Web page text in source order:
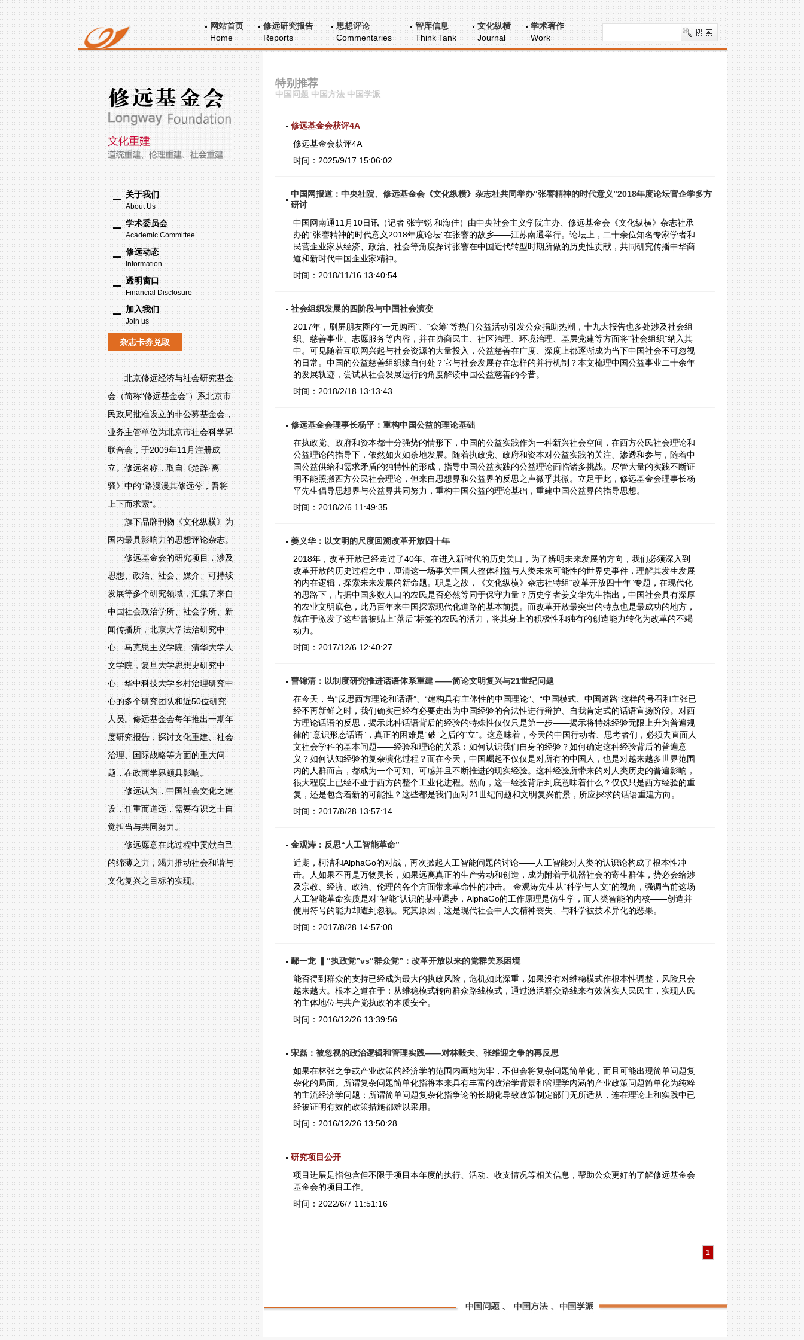
网站首页
Home
修远研究报告
Reports
思想评论
Commentaries
智库信息
Think Tank
文化纵横
Journal
学术著作
Work
关于我们
About Us
学术委员会
Academic Committee
修远动态
Information
透明窗口
Financial Disclosure
加入我们
Join us
杂志卡券兑取
北京修远经济与社会研究基金
会（简称“修远基金会”）系北京市
民政局批准设立的非公募基金会，
业务主管单位为北京市社会科学界
联合会，于2009年11月注册成
立。修远名称，取自《楚辞·离
骚》中的”路漫漫其修远兮，吾将
上下而求索“。
旗下品牌刊物《文化纵横》为
国内最具影响力的思想评论杂志。
修远基金会的研究项目，涉及
思想、政治、社会、媒介、可持续
发展等多个研究领域，汇集了来自
中国社会政治学所、社会学所、新
闻传播所，北京大学法治研究中
心、马克思主义学院、清华大学人
文学院，复旦大学思想史研究中
心、华中科技大学乡村治理研究中
心的多个研究团队和近50位研究
人员。修远基金会每年推出一期年
度研究报告，探讨文化重建、社会
治理、国际战略等方面的重大问
题，在政商学界颇具影响。
修远认为，中国社会文化之建
设，任重而道远，需要有识之士自
觉担当与共同努力。
修远愿意在此过程中贡献自己
的绵薄之力，竭力推动社会和谐与
文化复兴之目标的实现。
特别推荐
中国问题 中国方法 中国学派
修远基金会获评4A
修远基金会获评4A
时间：2025/9/17 15:06:02
中国网报道：中央社院、修远基金会《文化纵横》杂志社共同举办“张謇精神的时代意义”2018年度论坛官企学多方
研讨
中国网南通11月10日讯（记者 张宁锐 和海佳）由中央社会主义学院主办、修远基金会《文化纵横》杂志社承
办的“张謇精神的时代意义2018年度论坛”在张謇的故乡——江苏南通举行。论坛上，二十余位知名专家学者和
民营企业家从经济、政治、社会等角度探讨张謇在中国近代转型时期所做的历史性贡献，共同研究传播中华商
道和新时代中国企业家精神。
时间：2018/11/16 13:40:54
社会组织发展的四阶段与中国社会演变
2017年，刷屏朋友圈的“一元购画”、“众筹”等热门公益活动引发公众捐助热潮，十九大报告也多处涉及社会组
织、慈善事业、志愿服务等内容，并在协商民主、社区治理、环境治理、基层党建等方面将“社会组织”纳入其
中。可见随着互联网兴起与社会资源的大量投入，公益慈善在广度、深度上都逐渐成为当下中国社会不可忽视
的日常。中国的公益慈善组织缘自何处？它与社会发展存在怎样的并行机制？本文梳理中国公益事业二十余年
的发展轨迹，尝试从社会发展运行的角度解读中国公益慈善的今昔。
时间：2018/2/18 13:13:43
修远基金会理事长杨平：重构中国公益的理论基础
在执政党、政府和资本都十分强势的情形下，中国的公益实践作为一种新兴社会空间，在西方公民社会理论和
公益理论的指导下，依然如火如荼地发展。随着执政党、政府和资本对公益实践的关注、渗透和参与，随着中
国公益供给和需求矛盾的独特性的形成，指导中国公益实践的公益理论面临诸多挑战。尽管大量的实践不断证
明不能照搬西方公民社会理论，但来自思想界和公益界的反思之声微乎其微。立足于此，修远基金会理事长杨
平先生倡导思想界与公益界共同努力，重构中国公益的理论基础，重建中国公益界的指导思想。
时间：2018/2/6 11:49:35
姜义华：以文明的尺度回溯改革开放四十年
2018年，改革开放已经走过了40年。在进入新时代的历史关口，为了辨明未来发展的方向，我们必须深入到
改革开放的历史过程之中，厘清这一场事关中国人整体利益与人类未来可能性的世界史事件，理解其发生发展
的内在逻辑，探索未来发展的新命题。职是之故，《文化纵横》杂志社特组“改革开放四十年”专题，在现代化
的思路下，占据中国多数人口的农民是否必然等同于保守力量？历史学者姜义华先生指出，中国社会具有深厚
的农业文明底色，此乃百年来中国探索现代化道路的基本前提。而改革开放最突出的特点也是最成功的地方，
就在于激发了这些曾被贴上“落后”标签的农民的活力，将其身上的积极性和独有的创造能力转化为改革的不竭
动力。
时间：2017/12/6 12:40:27
曹锦清：以制度研究推进话语体系重建 ——简论文明复兴与21世纪问题
在今天，当“反思西方理论和话语”、“建构具有主体性的中国理论”、“中国模式、中国道路”这样的号召和主张已
经不再新鲜之时，我们确实已经有必要走出为中国经验的合法性进行辩护、自我肯定式的话语宣扬阶段。对西
方理论话语的反思，揭示此种话语背后的经验的特殊性仅仅只是第一步——揭示将特殊经验无限上升为普遍规
律的“意识形态话语”，真正的困难是“破”之后的“立”。这意味着，今天的中国行动者、思考者们，必须去直面人
文社会学科的基本问题——经验和理论的关系：如何认识我们自身的经验？如何确定这种经验背后的普遍意
义？如何认知经验的复杂演化过程？而在今天，中国崛起不仅仅是对所有的中国人，也是对越来越多世界范围
内的人群而言，都成为一个可知、可感并且不断推进的现实经验。这种经验所带来的对人类历史的普遍影响，
很大程度上已经不亚于西方的整个工业化进程。然而，这一经验背后到底意味着什么？仅仅只是西方经验的重
复，还是包含着新的可能性？这些都是我们面对21世纪问题和文明复兴前景，所应探求的话语重建方向。
时间：2017/8/28 13:57:14
金观涛：反思“人工智能革命”
近期，柯洁和AlphaGo的对战，再次掀起人工智能问题的讨论——人工智能对人类的认识论构成了根本性冲
击。人如果不再是万物灵长，如果远离真正的生产劳动和创造，成为附着于机器社会的寄生群体，势必会给涉
及宗教、经济、政治、伦理的各个方面带来革命性的冲击。 金观涛先生从“科学与人文”的视角，强调当前这场
人工智能革命实质是对“智能”认识的某种退步，AlphaGo的工作原理是仿生学，而人类智能的内核——创造并
使用符号的能力却遭到忽视。究其原因，这是现代社会中人文精神丧失、与科学被技术异化的恶果。
时间：2017/8/28 14:57:08
鄢一龙 ▍“执政党”vs“群众党”：改革开放以来的党群关系困境
能否得到群众的支持已经成为最大的执政风险，危机如此深重，如果没有对维稳模式作根本性调整，风险只会
越来越大。根本之道在于：从维稳模式转向群众路线模式，通过激活群众路线来有效落实人民民主，实现人民
的主体地位与共产党执政的本质安全。
时间：2016/12/26 13:39:56
宋磊：被忽视的政治逻辑和管理实践——对林毅夫、张维迎之争的再反思
如果在林张之争或产业政策的经济学的范围内画地为牢，不但会将复杂问题简单化，而且可能出现简单问题复
杂化的局面。所谓复杂问题简单化指将本来具有丰富的政治学背景和管理学内涵的产业政策问题简单化为纯粹
的主流经济学问题；所谓简单问题复杂化指争论的长期化导致政策制定部门无所适从，连在理论上和实践中已
经被证明有效的政策措施都难以采用。
时间：2016/12/26 13:50:28
研究项目公开
项目进展是指包含但不限于项目本年度的执行、活动、收支情况等相关信息，帮助公众更好的了解修远基金会
基金会的项目工作。
时间：2022/6/7 11:51:16
1